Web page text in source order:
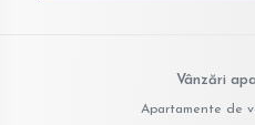
Vânzări
Apartamente de